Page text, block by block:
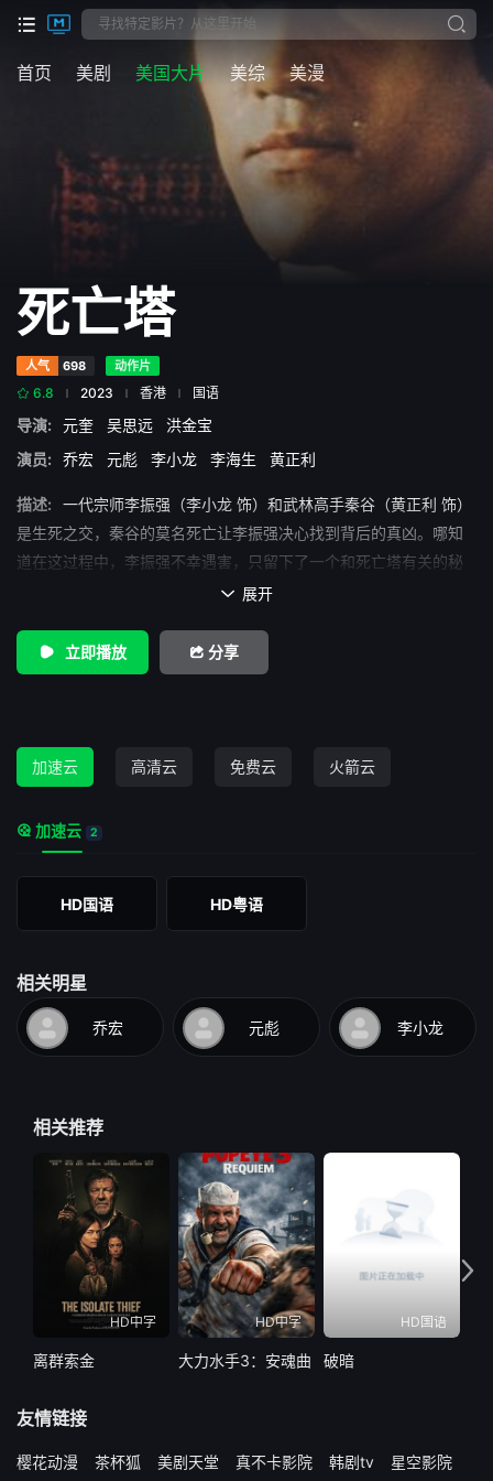
首页 美剧 美国大片 美综 美漫
死亡塔
人气 698 动作片
6.8 2023 香港 国语
导演: 元奎 吴思远 洪金宝
演员:
乔宏 元彪 李小龙 李海生 黄正利
描述:
一代宗师李振强（李小龙 饰）和武林高手秦谷（黄正利 饰）
是生死之交，秦谷的莫名死亡让李振强决心找到背后的真凶。哪知
道在这过程中，李振强不幸遇害，只留下了一个和死亡塔有关的秘
密，没有人能够解开。 振国（金泰中 饰）是李振强的弟弟，得
李振强留下的线索，振国来到了神秘的山庄之中，经历了诸多生死
攸关的险情，并最终打开了秘密通道，来到了潜藏在山庄之下的宫
到了后者的奋起反击。
 展开
立即播放 分享
加速云 高清云 免费云 火箭云
加速云 2
HD国语 HD粤语
相关明星
乔宏 元彪 李小龙
相关推荐
HD中字
离群索金
HD中字
大力水手3：安魂曲
HD国语
破暗
友情链接
樱花动漫 茶杯狐 美剧天堂 真不卡影院 韩剧tv 星空影院